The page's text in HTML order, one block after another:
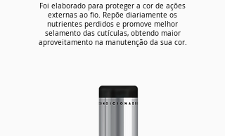
Foi elaborado para proteger a cor de ações
externas ao fio. Repõe diariamente os
nutrientes perdidos e promove melhor
selamento das cutículas, obtendo maior
aproveitamento na manutenção da sua cor.